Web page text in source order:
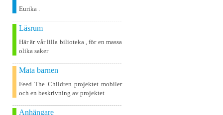
Eurika .
Läsrum
Här är vår lilla bilioteka , för en massa
olika saker
Mata barnen
Feed The Children projektet mobiler
och en beskrivning av projektet
Anhängare